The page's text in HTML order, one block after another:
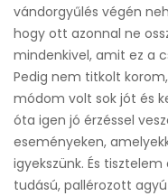
vándorgyűlés végén
hogy ott azonnal ne
mindenkivel, amit ez a
Pedig nem titkolt
módom volt sok jót és
óta igen jó érzéssel
eseményeken,
igyekszünk. És
tudású, pallérozott